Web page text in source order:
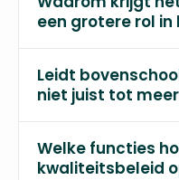
een grotere rol
Leidt
niet juist tot
Welke functies
kwaliteitsbeleid